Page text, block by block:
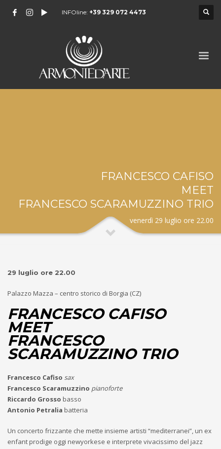
INFOline: +39 329 072 4473
FRANCESCO CAFISO
MEET
FRANCESCO SCARAMUZZINO TRIO
venerdì 29 luglio ore 22.00
29 luglio ore 22.00
Palazzo Mazza – centro storico di Borgia (CZ)
FRANCESCO CAFISO
MEET
FRANCESCO
SCARAMUZZINO TRIO
Francesco Cafiso sax
Francesco Scaramuzzino pianoforte
Riccardo Grosso basso
Antonio Petralia batteria
Un concerto frizzante che mette insieme artisti “mediterranei”, un ex
enfant prodige oggi newyorkese e interprete vivacissimo del jazz